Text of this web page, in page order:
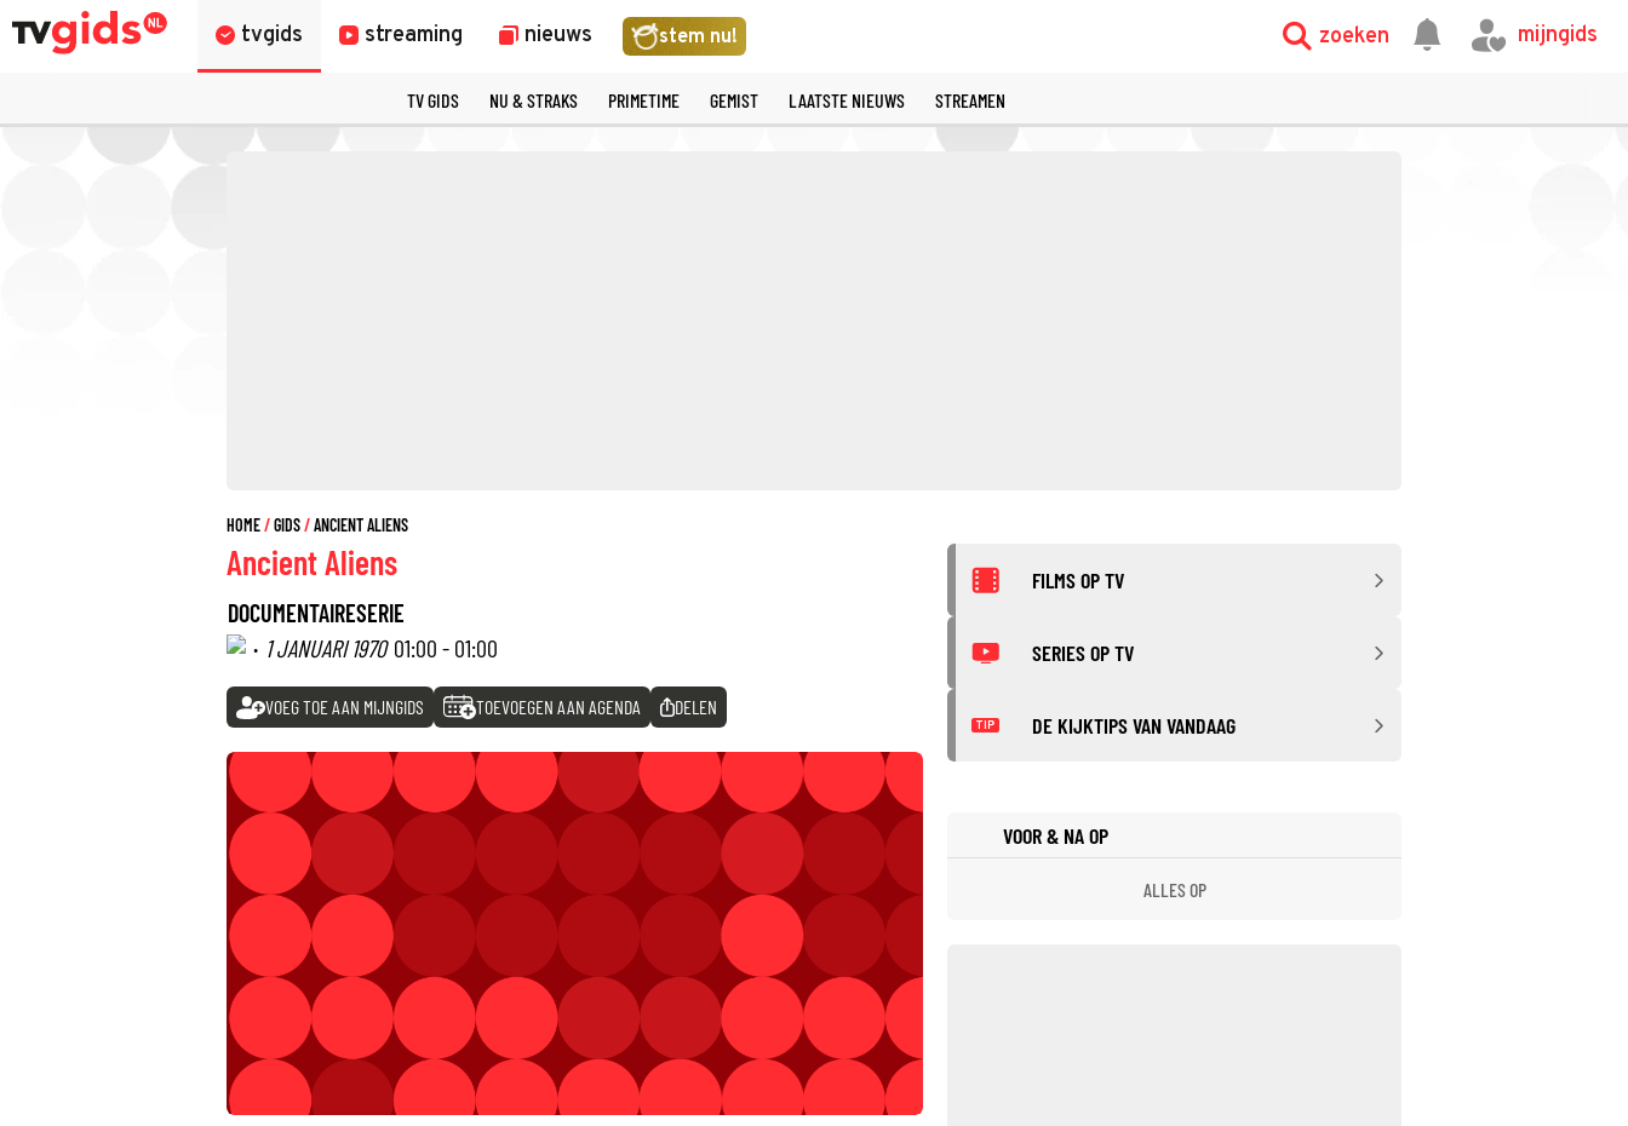
tvgids streaming nieuws stem nu! zoeken mijngids
TV GIDS NU & STRAKS PRIMETIME GEMIST LAATSTE NIEUWS STREAMEN
HOME GIDS ANCIENT ALIENS
Ancient Aliens
DOCUMENTAIRESERIE
· 1 JANUARI 1970 01:00 - 01:00
VOEG TOE AAN MIJNGIDS TOEVOEGEN AAN AGENDA DELEN
FILMS OP TV
SERIES OP TV
TIP DE KIJKTIPS VAN VANDAAG
VOOR & NA OP
ALLES OP